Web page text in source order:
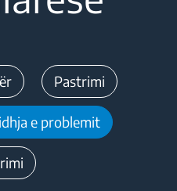
Pastrimi
e problemit